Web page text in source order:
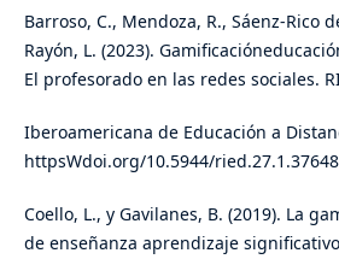
Barroso, C., Mendoza, R., Sáenz-Rico
Rayón, L. (2023).
El profesorado en las redes sociales.
Iberoamericana de Educación a
httpsWdoi.org/10.5944/ried.27.1.37648
Coello, L., y Gavilanes, B. (2019). La
de enseñanza aprendizaje